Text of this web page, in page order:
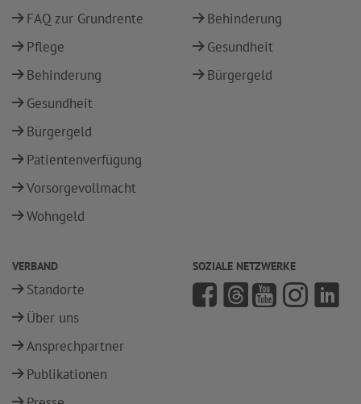
FAQ zur Grundrente
Pflege
Behinderung
Gesundheit
Bürgergeld
Patientenverfügung
Vorsorgevollmacht
Wohngeld
Behinderung
Gesundheit
Bürgergeld
VERBAND
Standorte
Über uns
Ansprechpartner
Publikationen
SOZIALE NETZWERKE